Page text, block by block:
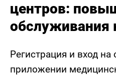
центров:
обслуживания
Регистрация и вход
приложении